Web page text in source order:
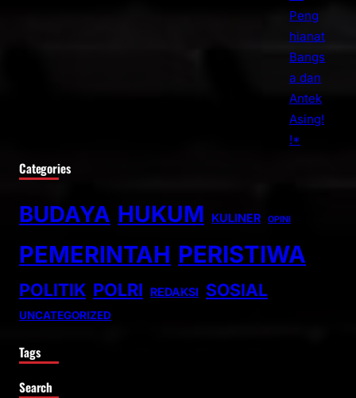
Categories
BUDAYA HUKUM KULINER OPINI
PEMERINTAH PERISTIWA
POLITIK POLRI REDAKSI SOSIAL
UNCATEGORIZED
Tags
Search